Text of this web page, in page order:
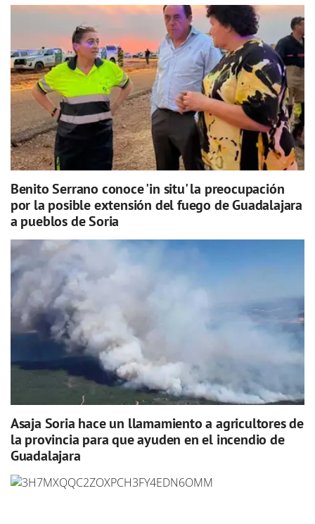
Benito Serrano conoce 'in situ' la preocupación
por la posible extensión del fuego de Guadalajara
a pueblos de Soria
Asaja Soria hace un llamamiento a agricultores de
la provincia para que ayuden en el incendio de
Guadalajara